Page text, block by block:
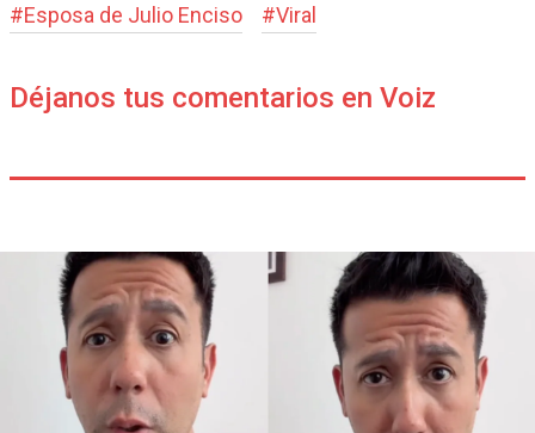
#Esposa de Julio Enciso #Viral
Déjanos tus comentarios en Voiz